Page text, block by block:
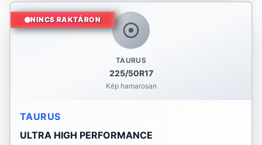
TAURUS
225/50R17
Kép hamarosan
NINCS RAKTÁRON
TAURUS
ULTRA HIGH PERFORMANCE